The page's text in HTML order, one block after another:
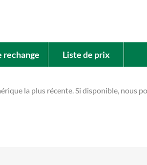
rechange Liste de prix
la plus récente. Si disponible, nous